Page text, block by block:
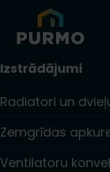
Izstrādājumi
Radiatori un
Zemgrīdas
Ventilatoru